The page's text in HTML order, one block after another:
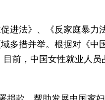
法》、《反家庭暴力
多措并举。根据对《中
前，中国女性就业人员